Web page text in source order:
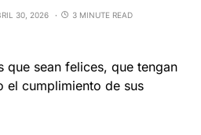
30, 2026 3 MINUTE READ
que sean felices, que tengan
el cumplimiento de sus